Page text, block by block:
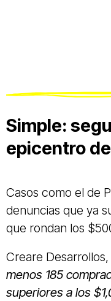
Simple:
epicentro
Casos como el de
denuncias que ya
que rondan los
Creare
menos 185
superiores a los